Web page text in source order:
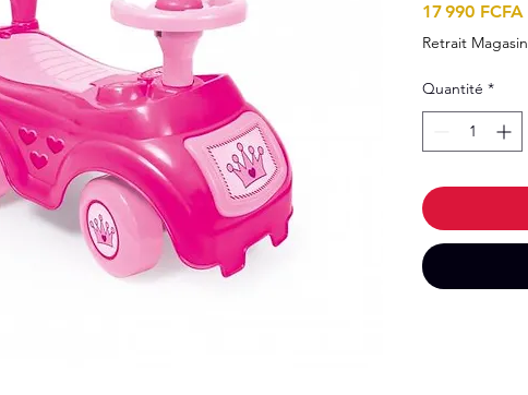
17 990 FCFA
Retrait Magasin
Quantité *